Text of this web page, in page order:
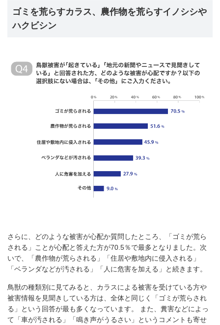
ゴミを荒らすカラス、農作物を荒らすイノシシや
ハクビシン
さらに、どのような被害が心配か質問したところ、「ゴミが荒ら
される」ことが心配と答えた方が70.5％で最多となりました。次
いで、「農作物が荒らされる」「住居や敷地内に侵入される」
「ベランダなどが汚される」「人に危害を加える」と続きます。
鳥獣の種類別に見てみると、カラスによる被害を受けている方や
被害情報を見聞きしている方は、全体と同じく「ゴミが荒らされ
る」という回答が最も多くなっています。 また、糞害などによっ
て「車が汚される」「鳴き声がうるさい」というコメントも寄せ